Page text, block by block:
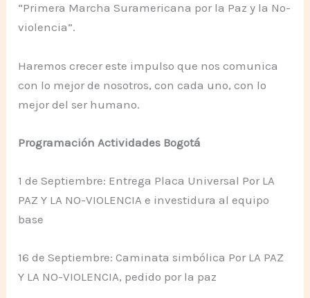
“Primera Marcha Suramericana por la Paz y la No-
violencia”.
Haremos crecer este impulso que nos comunica
con lo mejor de nosotros, con cada uno, con lo
mejor del ser humano.
Programación Actividades Bogotá
1 de Septiembre: Entrega Placa Universal Por LA
PAZ Y LA NO-VIOLENCIA e investidura al equipo
base
16 de Septiembre: Caminata simbólica Por LA PAZ
Y LA NO-VIOLENCIA, pedido por la paz